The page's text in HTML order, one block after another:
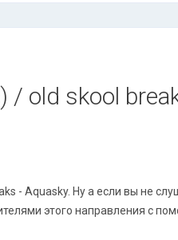
/ old skool
- Aquasky. Ну а если вы не
этого направления с